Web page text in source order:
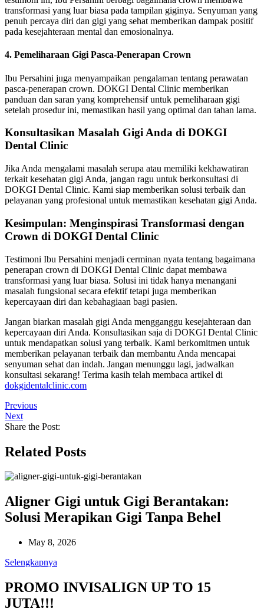
transformasi yang luar biasa pada tampilan giginya. Senyuman yang
penuh percaya diri dan gigi yang sehat memberikan dampak positif
pada kesejahteraan mental dan emosionalnya.
4. Pemeliharaan Gigi Pasca-Penerapan Crown
Ibu Persahini juga menyampaikan pengalaman tentang perawatan
pasca-penerapan crown. DOKGI Dental Clinic memberikan
panduan dan saran yang komprehensif untuk pemeliharaan gigi
setelah prosedur ini, memastikan hasil yang optimal dan tahan lama.
Konsultasikan Masalah Gigi Anda di DOKGI
Dental Clinic
Jika Anda mengalami masalah serupa atau memiliki kekhawatiran
terkait kesehatan gigi Anda, jangan ragu untuk berkonsultasi di
DOKGI Dental Clinic. Kami siap memberikan solusi terbaik dan
pelayanan yang profesional untuk memastikan kesehatan gigi Anda.
Kesimpulan: Menginspirasi Transformasi dengan
Crown di DOKGI Dental Clinic
Testimoni Ibu Persahini menjadi cerminan nyata tentang bagaimana
penerapan crown di DOKGI Dental Clinic dapat membawa
transformasi yang luar biasa. Solusi ini tidak hanya menangani
masalah fungsional secara efektif tetapi juga memberikan
kepercayaan diri dan kebahagiaan bagi pasien.
Jangan biarkan masalah gigi Anda mengganggu kesejahteraan dan
kepercayaan diri Anda. Konsultasikan saja di DOKGI Dental Clinic
untuk mendapatkan solusi yang terbaik. Kami berkomitmen untuk
memberikan pelayanan terbaik dan membantu Anda mencapai
senyuman sehat dan indah. Jangan menunggu lagi, jadwalkan
konsultasi sekarang! Terima kasih telah membaca artikel di
dokgidentalclinic.com
Previous
Next
Share the Post:
Related Posts
Aligner Gigi untuk Gigi Berantakan:
Solusi Merapikan Gigi Tanpa Behel
May 8, 2026
Selengkapnya
PROMO INVISALIGN UP TO 15
JUTA!!!